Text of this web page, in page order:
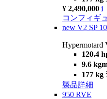
¥ 2,490,000 i
コンフィギ
new V2 SP
Hypermotard
120.4
9.6
177 kg
製品詳細
950 RVE